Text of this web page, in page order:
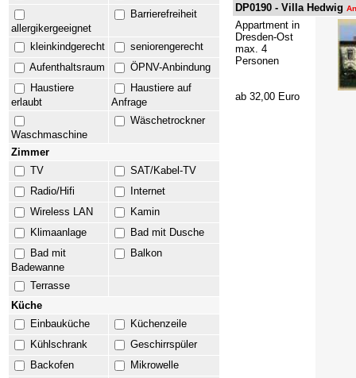
allergikergeeignet
Barrierefreiheit
kleinkindgerecht
seniorengerecht
Aufenthaltsraum
ÖPNV-Anbindung
Haustiere
erlaubt
Haustiere auf
Anfrage
Waschmaschine
Wäschetrockner
Zimmer
TV
SAT/Kabel-TV
Radio/Hifi
Internet
Wireless LAN
Kamin
Klimaanlage
Bad mit Dusche
Bad mit
Badewanne
Balkon
Terrasse
Küche
Einbauküche
Küchenzeile
Kühlschrank
Geschirrspüler
Backofen
Mikrowelle
DP0190 - Villa Hedwig
Appartment in
Dresden-Ost
max. 4
Personen
ab 32,00 Euro